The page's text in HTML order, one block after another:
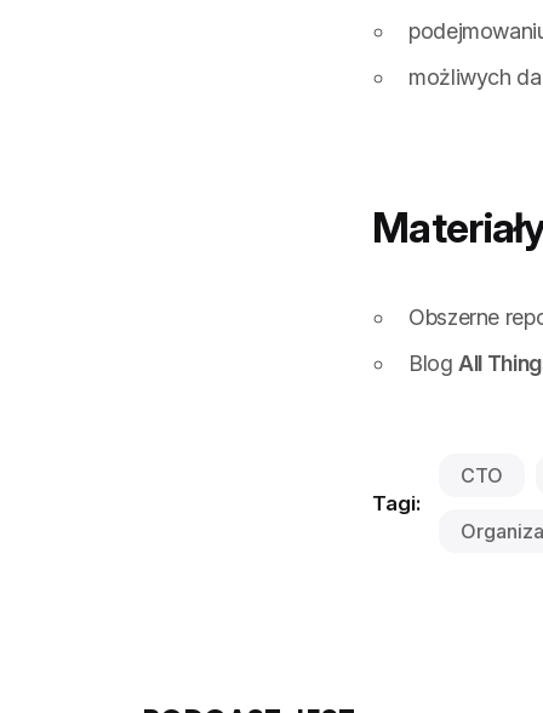
możliwych
Obszerne
BlogAll
Tagi:
CTO